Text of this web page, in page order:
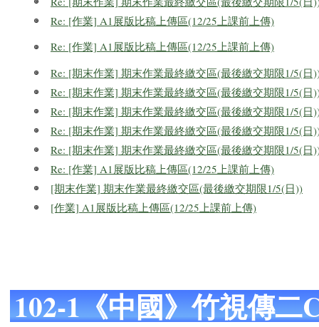
Re: [作業] A1展版比稿上傳區(12/25上課前上傳)
Re: [作業] A1展版比稿上傳區(12/25上課前上傳)
Re: [期末作業] 期末作業最終繳交區(最後繳交期限1/5(日
Re: [期末作業] 期末作業最終繳交區(最後繳交期限1/5(日
Re: [期末作業] 期末作業最終繳交區(最後繳交期限1/5(日
Re: [期末作業] 期末作業最終繳交區(最後繳交期限1/5(日
Re: [期末作業] 期末作業最終繳交區(最後繳交期限1/5(日
Re: [作業] A1展版比稿上傳區(12/25上課前上傳)
[期末作業] 期末作業最終繳交區(最後繳交期限1/5(日))
[作業] A1展版比稿上傳區(12/25上課前上傳)
102-1《中國》竹視傳